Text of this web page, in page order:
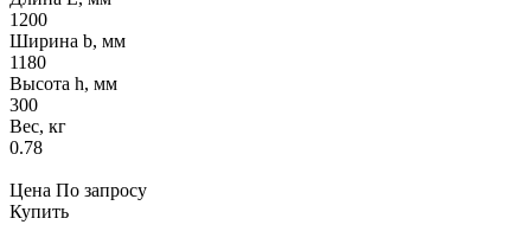
1200
Ширина b, мм
1180
Высота h, мм
300
Вес, кг
0.78
Цена По запросу
Купить